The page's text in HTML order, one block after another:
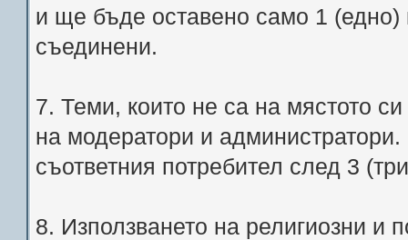
и ще бъде оставено само 1
съединени.
7. Теми, които не са на мястото
на модератори и
съответния потребител след 3
8. Използването на религиозни и